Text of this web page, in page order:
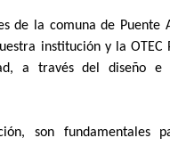
de la comuna de
institución y la OTEC
a través del diseño e
son fundamentales